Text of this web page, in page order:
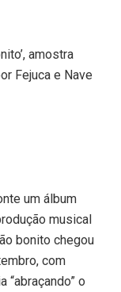
amostra
Fejuca e Nave
um álbum
musical
bonito chegou
com
o